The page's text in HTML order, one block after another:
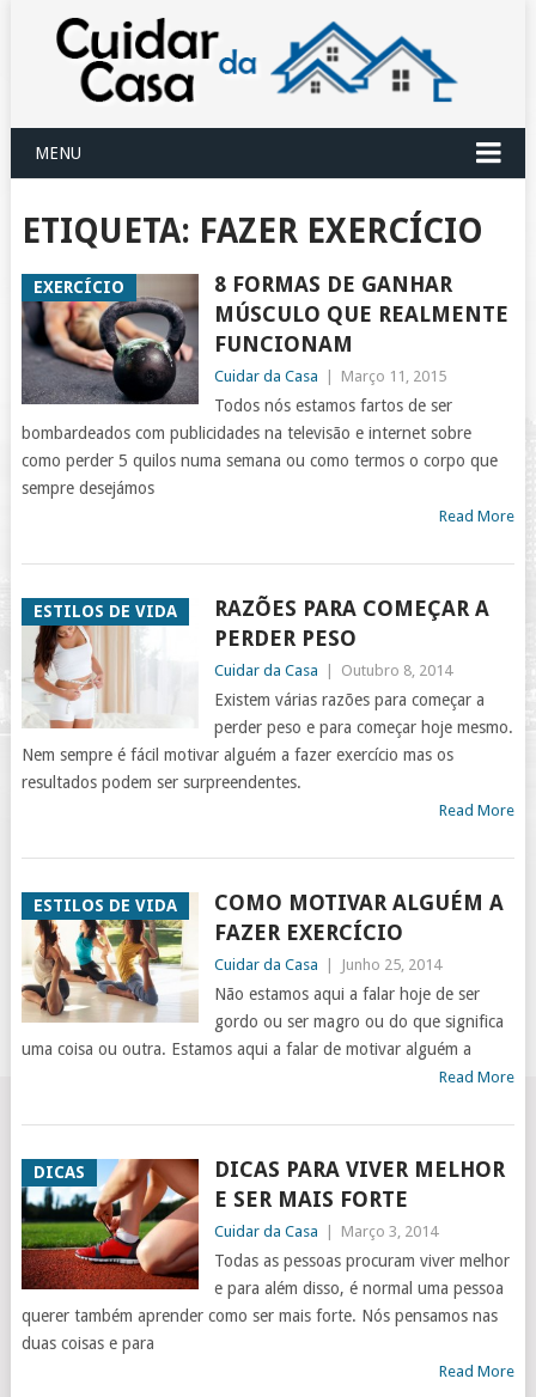
MENU
ETIQUETA: FAZER EXERCÍCIO
EXERCÍCIO
8 FORMAS DE GANHAR
MÚSCULO QUE REALMENTE
FUNCIONAM
Cuidar da Casa Março 11, 2015
Todos nós estamos fartos de ser
bombardeados com publicidades na televisão e internet sobre
como perder 5 quilos numa semana ou como termos o corpo que
sempre desejámos
Read More
ESTILOS DE VIDA
RAZÕES PARA COMEÇAR A
PERDER PESO
Cuidar da Casa Outubro 8, 2014
Existem várias razões para começar a
perder peso e para começar hoje mesmo.
Nem sempre é fácil motivar alguém a fazer exercício mas os
resultados podem ser surpreendentes.
Read More
ESTILOS DE VIDA
COMO MOTIVAR ALGUÉM A
FAZER EXERCÍCIO
Cuidar da Casa Junho 25, 2014
Não estamos aqui a falar hoje de ser
gordo ou ser magro ou do que significa
uma coisa ou outra. Estamos aqui a falar de motivar alguém a
Read More
DICAS
DICAS PARA VIVER MELHOR
E SER MAIS FORTE
Cuidar da Casa Março 3, 2014
Todas as pessoas procuram viver melhor
e para além disso, é normal uma pessoa
querer também aprender como ser mais forte. Nós pensamos nas
duas coisas e para
Read More